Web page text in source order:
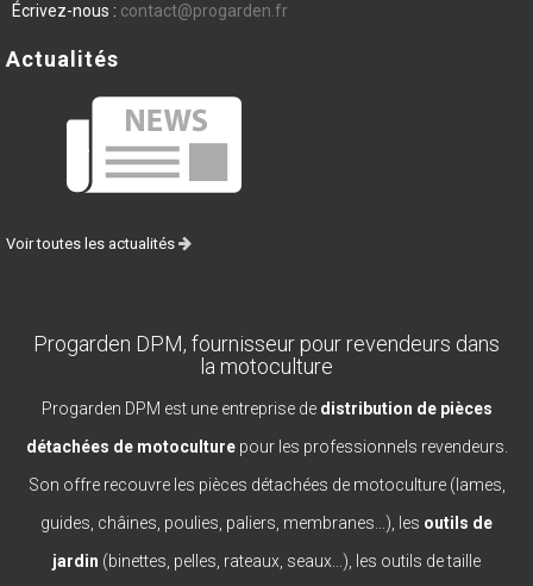
Écrivez-nous : contact@progarden.fr
Actualités
Voir toutes les actualités
Progarden DPM, fournisseur pour revendeurs dans
la motoculture
Progarden DPM est une entreprise de distribution de pièces
détachées de motoculturepour les professionnels revendeurs.
Son offre recouvre les pièces détachées de motoculture (lames,
guides, châines, poulies, paliers, membranes...), les outils de
jardin (binettes, pelles, rateaux, seaux...), les outils de taille